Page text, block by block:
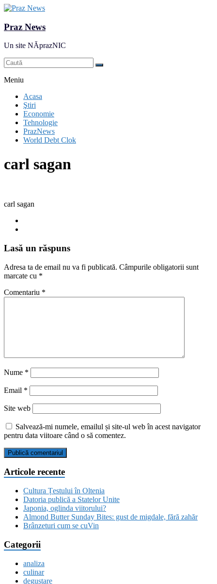
Praz News
Un site NĂprazNIC
Meniu
Acasa
Ştiri
Economie
Tehnologie
PrazNews
World Debt Clok
carl sagan
carl sagan
Lasă un răspuns
Adresa ta de email nu va fi publicată. Câmpurile obligatorii sunt
marcate cu *
Comentariu *
Nume *
Email *
Site web
Salvează-mi numele, emailul și site-ul web în acest navigator
pentru data viitoare când o să comentez.
Articole recente
Cultura Țestului în Oltenia
Datoria publică a Statelor Unite
Japonia, oglinda viitorului?
Almond Butter Sunday Bites: gust de migdale, fără zahăr
Brânzeturi cum se cuVin
Categorii
analiza
culinar
degustare